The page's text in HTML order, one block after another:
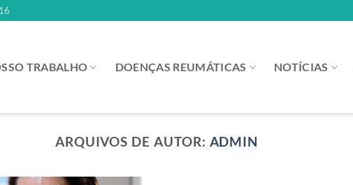
TRABALHO DOENÇAS REUMÁTICAS NOTÍCIAS
ARQUIVOS DE AUTOR: ADMIN